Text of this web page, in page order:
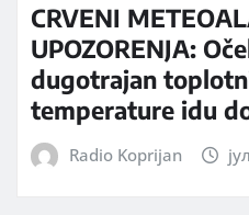
CRVENI
UPOZORENJA:
dugotrajan
temperature idu
Radio Koprijan